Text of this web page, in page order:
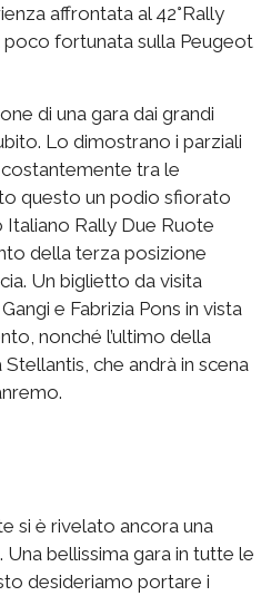
affrontata al 42°Rally
poco fortunata sulla Peugeot
di una gara dai grandi
Lo dimostrano i parziali
tra le
questo un podio sfiorato
Rally Due Ruote
della terza posizione
Un biglietto da visita
e Fabrizia Pons in vista
nonché l’ultimo della
che andrà in scena
si è rivelato ancora una
bellissima gara in tutte le
desideriamo portare i